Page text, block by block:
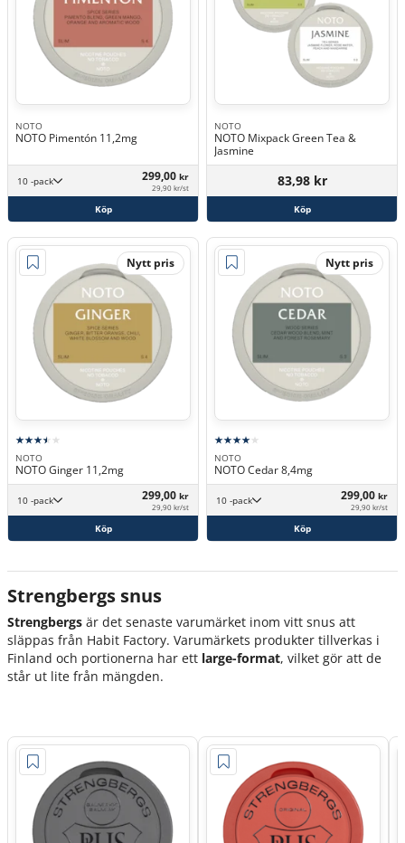
NOTO
NOTO Pimentón 11,2mg
10 -pack 299,00 kr
29,90 kr/st
Köp
NOTO
NOTO Mixpack Green Tea &
Jasmine
83,98 kr
Köp
Nytt pris
NOTO
NOTO Ginger 11,2mg
10 -pack 299,00 kr
29,90 kr/st
Köp
Nytt pris
NOTO
NOTO Cedar 8,4mg
10 -pack 299,00 kr
29,90 kr/st
Köp
Strengbergs snus
Strengbergs är det senaste varumärket inom vitt snus att
släppas från Habit Factory. Varumärkets produkter tillverkas i
Finland och portionerna har ett large-format, vilket gör att de
står ut lite från mängden.